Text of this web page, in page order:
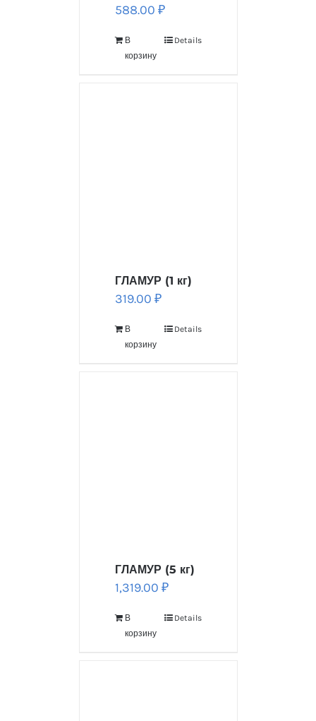
588.00 ₽
В
корзину
Details
ГЛАМУР (1 кг)
319.00 ₽
В
корзину
Details
ГЛАМУР (5 кг)
1,319.00 ₽
В
корзину
Details